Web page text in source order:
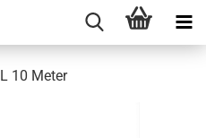
10 Meter